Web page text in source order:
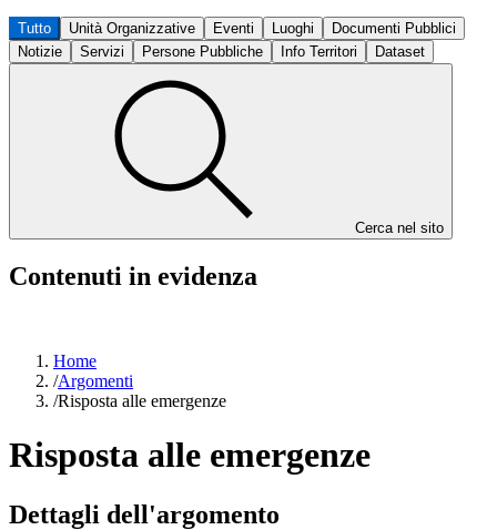
Tutto Unità Organizzative Eventi Luoghi
Documenti Pubblici
Notizie
Servizi Persone Pubbliche Info Territori Dataset
Cerca nel sito
Contenuti in evidenza
Home
/Argomenti
/Risposta alle emergenze
Risposta alle emergenze
Dettagli dell'argomento